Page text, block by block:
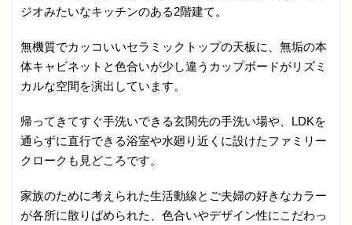
ジオみたいなキッチンのある2階建て。
無機質でカッコいいセラミックトップの天板に、無垢の本
体キャビネットと色合いが少し違うカップボードがリズミ
カルな空間を演出しています。
帰ってきてすぐ手洗いできる玄関先の手洗い場や、LDKを
通らずに直行できる浴室や水廻り近くに設けたファミリー
クロークも見どころです。
家族のために考えられた生活動線とご夫婦の好きなカラー
が各所に散りばめられた、色合いやデザイン性にこだわっ